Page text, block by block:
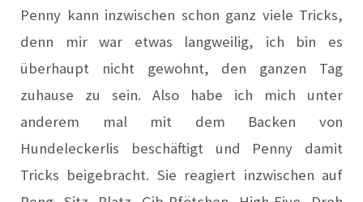
Penny kann inzwischen schon ganz viele Tricks,
denn mir war etwas langweilig, ich bin es
überhaupt nicht gewohnt, den ganzen Tag
zuhause zu sein. Also habe ich mich unter
anderem mal mit dem Backen von
Hundeleckerlis beschäftigt und Penny damit
Tricks beigebracht. Sie reagiert inzwischen auf